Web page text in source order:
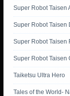
Super Robot Taisen
Super Robot Taisen
Super Robot Taisen
Super Robot Taisen
Taiketsu Ultra Hero
Tales of the World-